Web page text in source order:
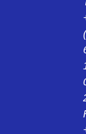
KPS1/B2
KPS1/B2
KK4/4